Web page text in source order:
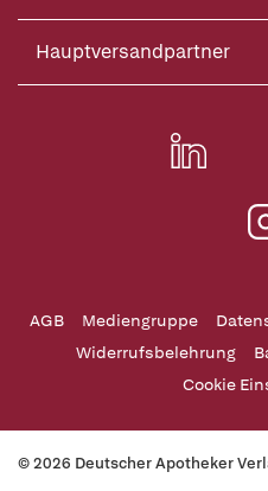
Hauptversandpartner
AGB Mediengruppe
Widerrufsbelehrung
Cookie
© 2026 Deutscher Apotheker